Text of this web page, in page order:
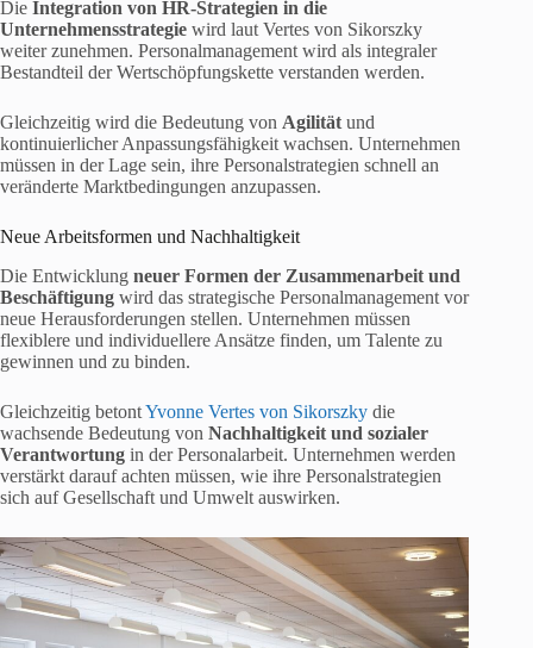
Die Integration von HR-Strategien in die
Unternehmensstrategie wird laut Vertes von Sikorszky
weiter zunehmen. Personalmanagement wird als integraler
Bestandteil der Wertschöpfungskette verstanden werden.
Gleichzeitig wird die Bedeutung von Agilität und
kontinuierlicher Anpassungsfähigkeit wachsen. Unternehmen
müssen in der Lage sein, ihre Personalstrategien schnell an
veränderte Marktbedingungen anzupassen.
Neue Arbeitsformen und Nachhaltigkeit
Die Entwicklung neuer Formen der Zusammenarbeit und
Beschäftigung wird das strategische Personalmanagement vor
neue Herausforderungen stellen. Unternehmen müssen
flexiblere und individuellere Ansätze finden, um Talente zu
gewinnen und zu binden.
Gleichzeitig betontYvonne Vertes von Sikorszky die
wachsende Bedeutung von Nachhaltigkeit und sozialer
Verantwortung in der Personalarbeit. Unternehmen werden
verstärkt darauf achten müssen, wie ihre Personalstrategien
sich auf Gesellschaft und Umwelt auswirken.